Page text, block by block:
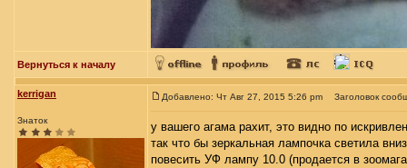
Вернуться к началу
kerrigan
Знаток
Добавлено: Чт Авг 27, 2015 5:26 pm Заголовок
у вашего агама рахит, это видно по
так что бы зеркальная лампочка светила
повесить УФ лампу 10.0 (продается в